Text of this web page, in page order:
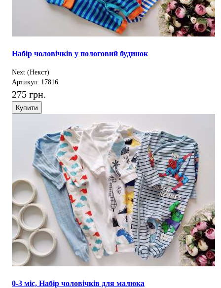
Набір чоловічків у пологовий будинок
Next (Некст)
Артикул: 17816
275 грн.
Купити
0-3 міс, Набір чоловічків для малюка